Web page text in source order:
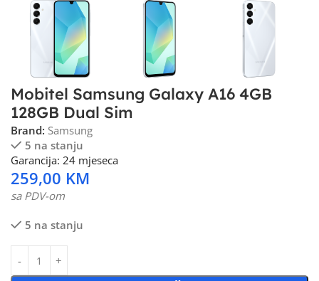
Mobitel Samsung Galaxy A16 4GB
128GB Dual Sim
Brand: Samsung
5 na stanju
Garancija: 24 mjeseca
259,00 KM
sa PDV-om
5 na stanju